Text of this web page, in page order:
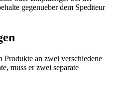
gegenueber dem Spediteur
Produkte an zwei verschiedene
muss er zwei separate